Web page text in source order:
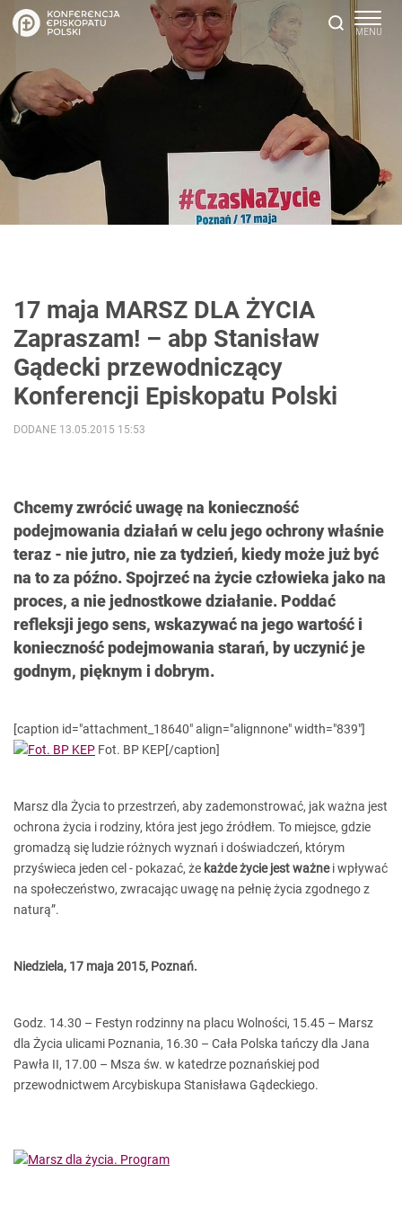
17 maja MARSZ DLA ŻYCIA
Zapraszam! – abp Stanisław
Gądecki przewodniczący
Konferencji Episkopatu Polski
Chcemy zwrócić uwagę na konieczność
podejmowania działań w celu jego ochrony właśnie
teraz - nie jutro, nie za tydzień, kiedy może już być
na to za późno. Spojrzeć na życie człowieka jako na
proces, a nie jednostkowe działanie. Poddać
refleksji jego sens, wskazywać na jego wartość i
konieczność podejmowania starań, by uczynić je
godnym, pięknym i dobrym.
DODANE 13.05.2015 15:53
[caption id="attachment_18640" align="alignnone" width="839"]
Fot. BP KEP[/caption]
Marsz dla Życia to przestrzeń, aby zademonstrować, jak ważna jest
ochrona życia i rodziny, która jest jego źródłem. To miejsce, gdzie
gromadzą się ludzie różnych wyznań i doświadczeń, którym
przyświeca jeden cel - pokazać, że każde życie jest ważnei wpływać
na społeczeństwo, zwracając uwagę na pełnię życia zgodnego z
naturą”.
Niedziela, 17 maja 2015, Poznań.
Godz. 14.30 – Festyn rodzinny na placu Wolności, 15.45 – Marsz
dla Życia ulicami Poznania, 16.30 – Cała Polska tańczy dla Jana
Pawła II, 17.00 – Msza św. w katedrze poznańskiej pod
przewodnictwem Arcybiskupa Stanisława Gądeckiego.